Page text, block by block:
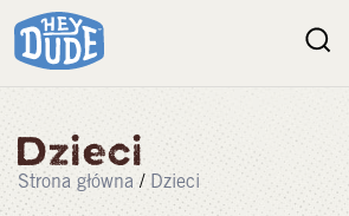
Dzieci
Strona główna / Dzieci